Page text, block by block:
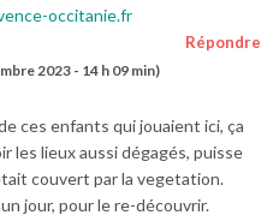
occitanie.fr
2023 - 14 h 09 min)
Répondre
ces enfants qui jouaient ici, ça
les lieux aussi dégagés, puisse
couvert par la vegetation.
un jour, pour le re-découvrir.